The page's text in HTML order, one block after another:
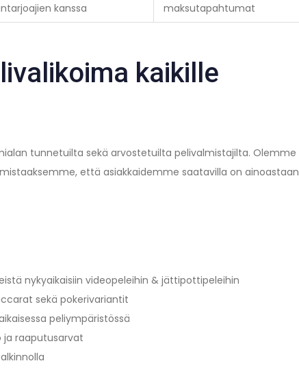
kanssa
maksutapahtumat
kaikille
tunnetuilta sekä arvostetuilta pelivalmistajilta. Olemme
että asiakkaidemme saatavilla on ainoastaan
nykyaikaisiin videopeleihin & jättipottipeleihin
sekä pokerivariantit
peliympäristössä
ja raaputusarvat